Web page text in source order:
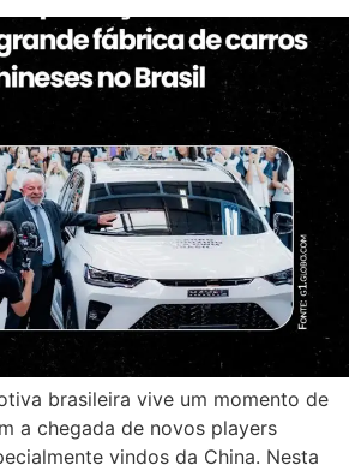
brasileira vive um momento de
a chegada de novos players
vindos da China. Nesta